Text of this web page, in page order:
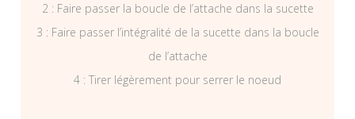
2 : Faire passer la boucle de l’attache dans la sucette
3 : Faire passer l’intégralité de la sucette dans la boucle
de l’attache
4 : Tirer légèrement pour serrer le noeud